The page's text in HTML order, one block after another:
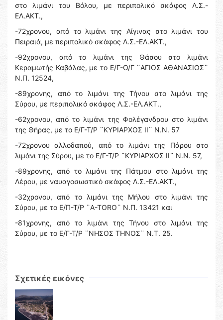
στο λιμάνι του Βόλου, με περιπολικό σκάφος Λ.Σ.-
ΕΛ.ΑΚΤ.,
-72χρονου, από το λιμάνι της Αίγινας στο λιμάνι του
Πειραιά, με περιπολικό σκάφος Λ.Σ.-ΕΛ.ΑΚΤ.,
-92χρονου, από το λιμάνι της Θάσου στο λιμάνι
Κεραμωτής Καβάλας, με το Ε/Γ-Ο/Γ ¨ΑΓΙΟΣ ΑΘΑΝΑΣΙΟΣ¨
Ν.Π. 12524,
-89χρονης, από το λιμάνι της Τήνου στο λιμάνι της
Σύρου, με περιπολικό σκάφος Λ.Σ.-ΕΛ.ΑΚΤ.,
-62χρονου, από το λιμάνι της Φολέγανδρου στο λιμάνι
της Θήρας, με το Ε/Γ-Τ/Ρ ¨ΚΥΡΙΑΡΧΟΣ ΙΙ¨ Ν.Ν. 57
-72χρονου αλλοδαπού, από το λιμάνι της Πάρου στο
λιμάνι της Σύρου, με το Ε/Γ-Τ/Ρ ¨ΚΥΡΙΑΡΧΟΣ ΙΙ¨ Ν.Ν. 57,
-89χρονης, από το λιμάνι της Πάτμου στο λιμάνι της
Λέρου, με ναυαγοσωστικό σκάφος Λ.Σ.-ΕΛ.ΑΚΤ.,
-32χρονου, από το λιμάνι της Μήλου στο λιμάνι της
Σύρου, με το Ε/Π-Τ/Ρ ¨A-TORO¨ Ν.Π. 13421 και
-81χρονης, από το λιμάνι της Τήνου στο λιμάνι της
Σύρου, με το Ε/Γ-Τ/Ρ ¨ΝΗΣΟΣ ΤΗΝΟΣ¨ Ν.Τ. 25.
Σχετικές εικόνες